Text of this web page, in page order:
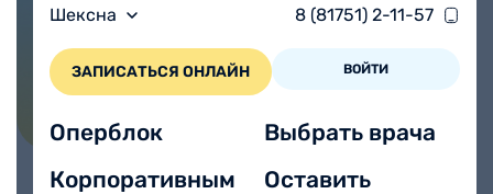
Шексна 8 (81751) 2-11-57
ЗАПИСАТЬСЯ ОНЛАЙН ВОЙТИ
Оперблок
Корпоративным
Выбрать врача
Оставить